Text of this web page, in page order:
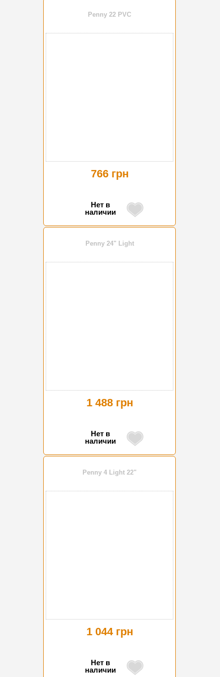
Penny 22 PVC
766 грн
Нет в
наличии
Penny 24" Light
1 488 грн
Нет в
наличии
Penny 4 Light 22"
1 044 грн
Нет в
наличии